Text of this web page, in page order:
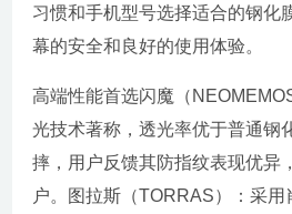
习惯和手机型号选择适合的钢化
幕的安全和良好的使用体验。
高端性能首选闪魔（
光技术著称，透光率优于普通钢
摔，用户反馈其防指纹表现优异
户。图拉斯（TORRAS）：采